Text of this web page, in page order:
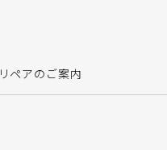
リペアのご案内